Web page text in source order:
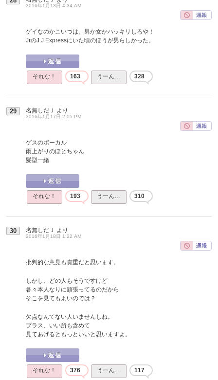
2016年1月13日 4:34 AM
ゲイなのかこいつは。男か女かハッキリしろや！
JrのJ.J Expressにいた頃のほうが男らしかった。
それな！ 163 うーん… 328
29 名無しだＪ より
2016年1月17日 2:05 PM
ゲスのボーカル
雨上がりのほとちゃん
髪型一緒
それな！ 193 うーん… 310
30 名無しだＪ より
2016年1月18日 1:22 AM
批判的な意見も貴重だと思います。
しかし、どの人もそうですけど
各々本人なりに頑張ってるのだから
そこを見てもよいのでは？
欠点なんてない人いませんしね。
プラス、いい所も含めて
見てあげるともっといいと思いますよ。
それな！ 376 うーん… 117